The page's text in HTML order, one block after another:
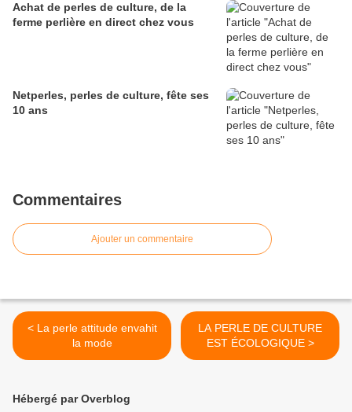
Achat de perles de culture, de la
ferme perlière en direct chez vous
Netperles, perles de culture, fête ses
10 ans
Commentaires
Ajouter un commentaire
< La perle attitude envahit
la mode
LA PERLE DE CULTURE
EST ÉCOLOGIQUE >
Hébergé par Overblog